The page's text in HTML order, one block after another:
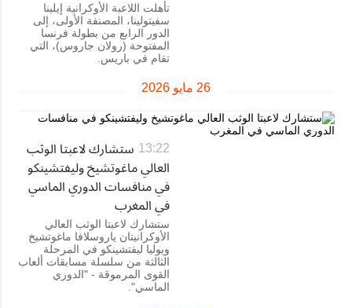
تأهلت اللاعبة الأوكرانية إيلينا
سفيتولينا، المصنفة الأولى، إلى
الدور الرابع من بطولة فرنسا
المفتوحة (رولان جاروس)، التي
تقام في باريس.
26 مايو 2026
13:22 ستشارك لاعبتا الوثب
العالي ماغوتشيخ وليفتشينكو
في منافسات الدوري الماسي
في المغرب
ستشارك لاعبتا الوثب العالي
الأوكرانيتان ياروسلافا ماغوتشيخ
ويوليا ليفتشينكو في المرحلة
الثالثة من سلسلة مسابقات ألعاب
القوى المرموقة - "الدوري
الماسي".